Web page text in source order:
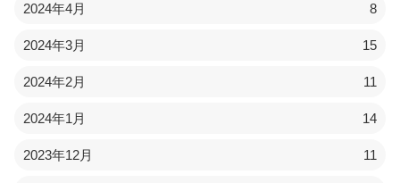
2024年4月 8
2024年3月 15
2024年2月 11
2024年1月 14
2023年12月 11